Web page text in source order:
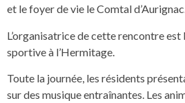
et le foyer de vie le Comtal
L’organisatrice de cette rencontre
sportive à l’Hermitage.
Toute la journée, les résidents
sur des musique entraînantes. Les